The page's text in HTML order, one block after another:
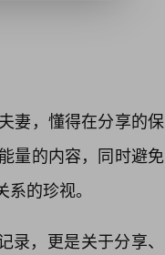
妻，懂得在分享的保
量的内容，同时避免
的珍视。
，更是关于分享、